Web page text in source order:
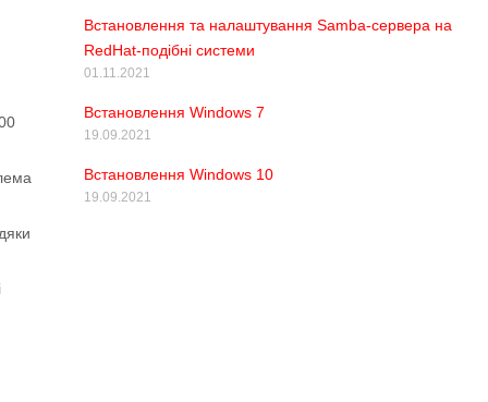
Встановлення та налаштування Samba-сервера на
RedHat-подібні системи
01.11.2021
Встановлення Windows 7
19.09.2021
Встановлення Windows 10
19.09.2021